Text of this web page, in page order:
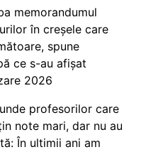
memorandumul
în creșele care
spune
ce s-au afișat
2026
profesorilor care
note mari, dar nu au
În ultimii ani am